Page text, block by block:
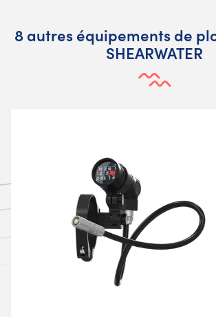
8 autres équipements de
SHEARWATER